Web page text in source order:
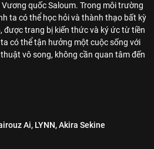
quốc Saloum. Trong môi trường
ta có thể học hỏi và thành thạo bất kỳ
được trang bị kiến thức và ký ức từ tiền
có thể tận hưởng một cuộc sống với
vô song, không cần quan tâm đến
Ai, LYNN,Akira Sekine